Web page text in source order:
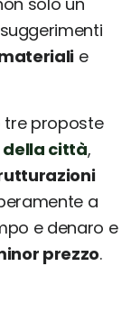
e
tre proposte
città,
a
e denaro e
prezzo.